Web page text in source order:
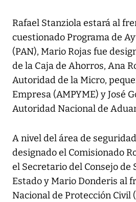
Rafael Stanziola estará al
cuestionado Programa de
(PAN), Mario Rojas fue
de la Caja de Ahorros, Ana
Autoridad de la Micro,
Empresa (AMPYME) y José
Autoridad Nacional de
A nivel del área de
designado el Comisionado
el Secretario del Consejo de
Estado y Mario Donderis al
Nacional de Protección Civil